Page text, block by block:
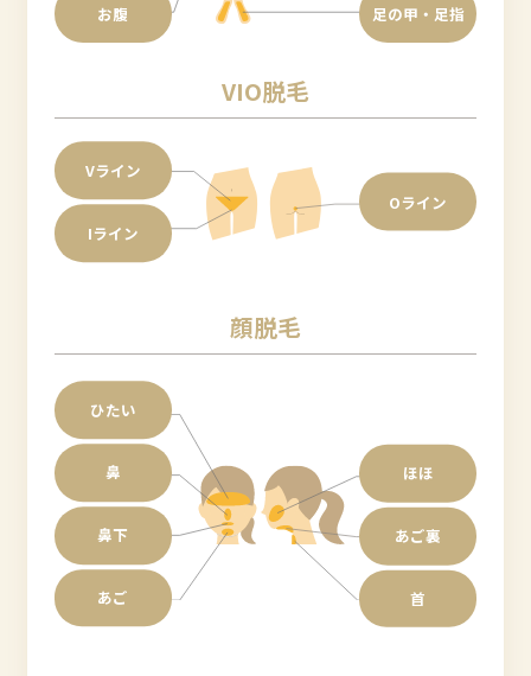
お腹 足の甲・足指
VIO脱毛
Vライン
Iライン
Oライン
顔脱毛
ひたい
鼻
鼻下
あご
ほほ
あご裏
首